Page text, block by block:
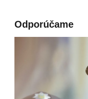
Odporúčame